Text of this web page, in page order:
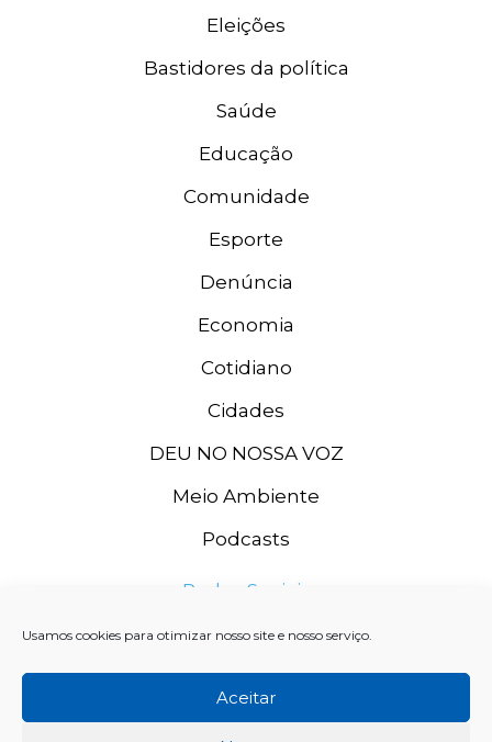
Usamos cookies para otimizar nosso site e nosso serviço.
Aceitar
Eleições
Bastidores da política
Saúde
Educação
Comunidade
Esporte
Denúncia
Economia
Cotidiano
Cidades
DEU NO NOSSA VOZ
Meio Ambiente
Podcasts
Redes Sociais